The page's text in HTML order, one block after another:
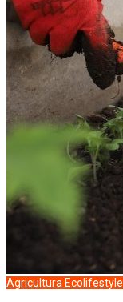
Agricultura Ecolifestyle